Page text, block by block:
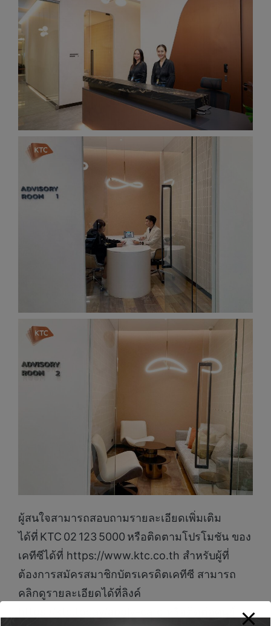
ผู้สนใจสามารถสอบถามรายละเอียดเพิ่มเติม
ได้ที่ KTC 02 123 5000 หรือติดตามโปรโมชัน ของ
เคทีซีได้ที่ https://www.ktc.co.th สำหรับผู้ที่
ต้องการสมัครสมาชิกบัตรเครดิตเคทีซี สามารถ
คลิกดูรายละเอียดได้ที่ลิงค์